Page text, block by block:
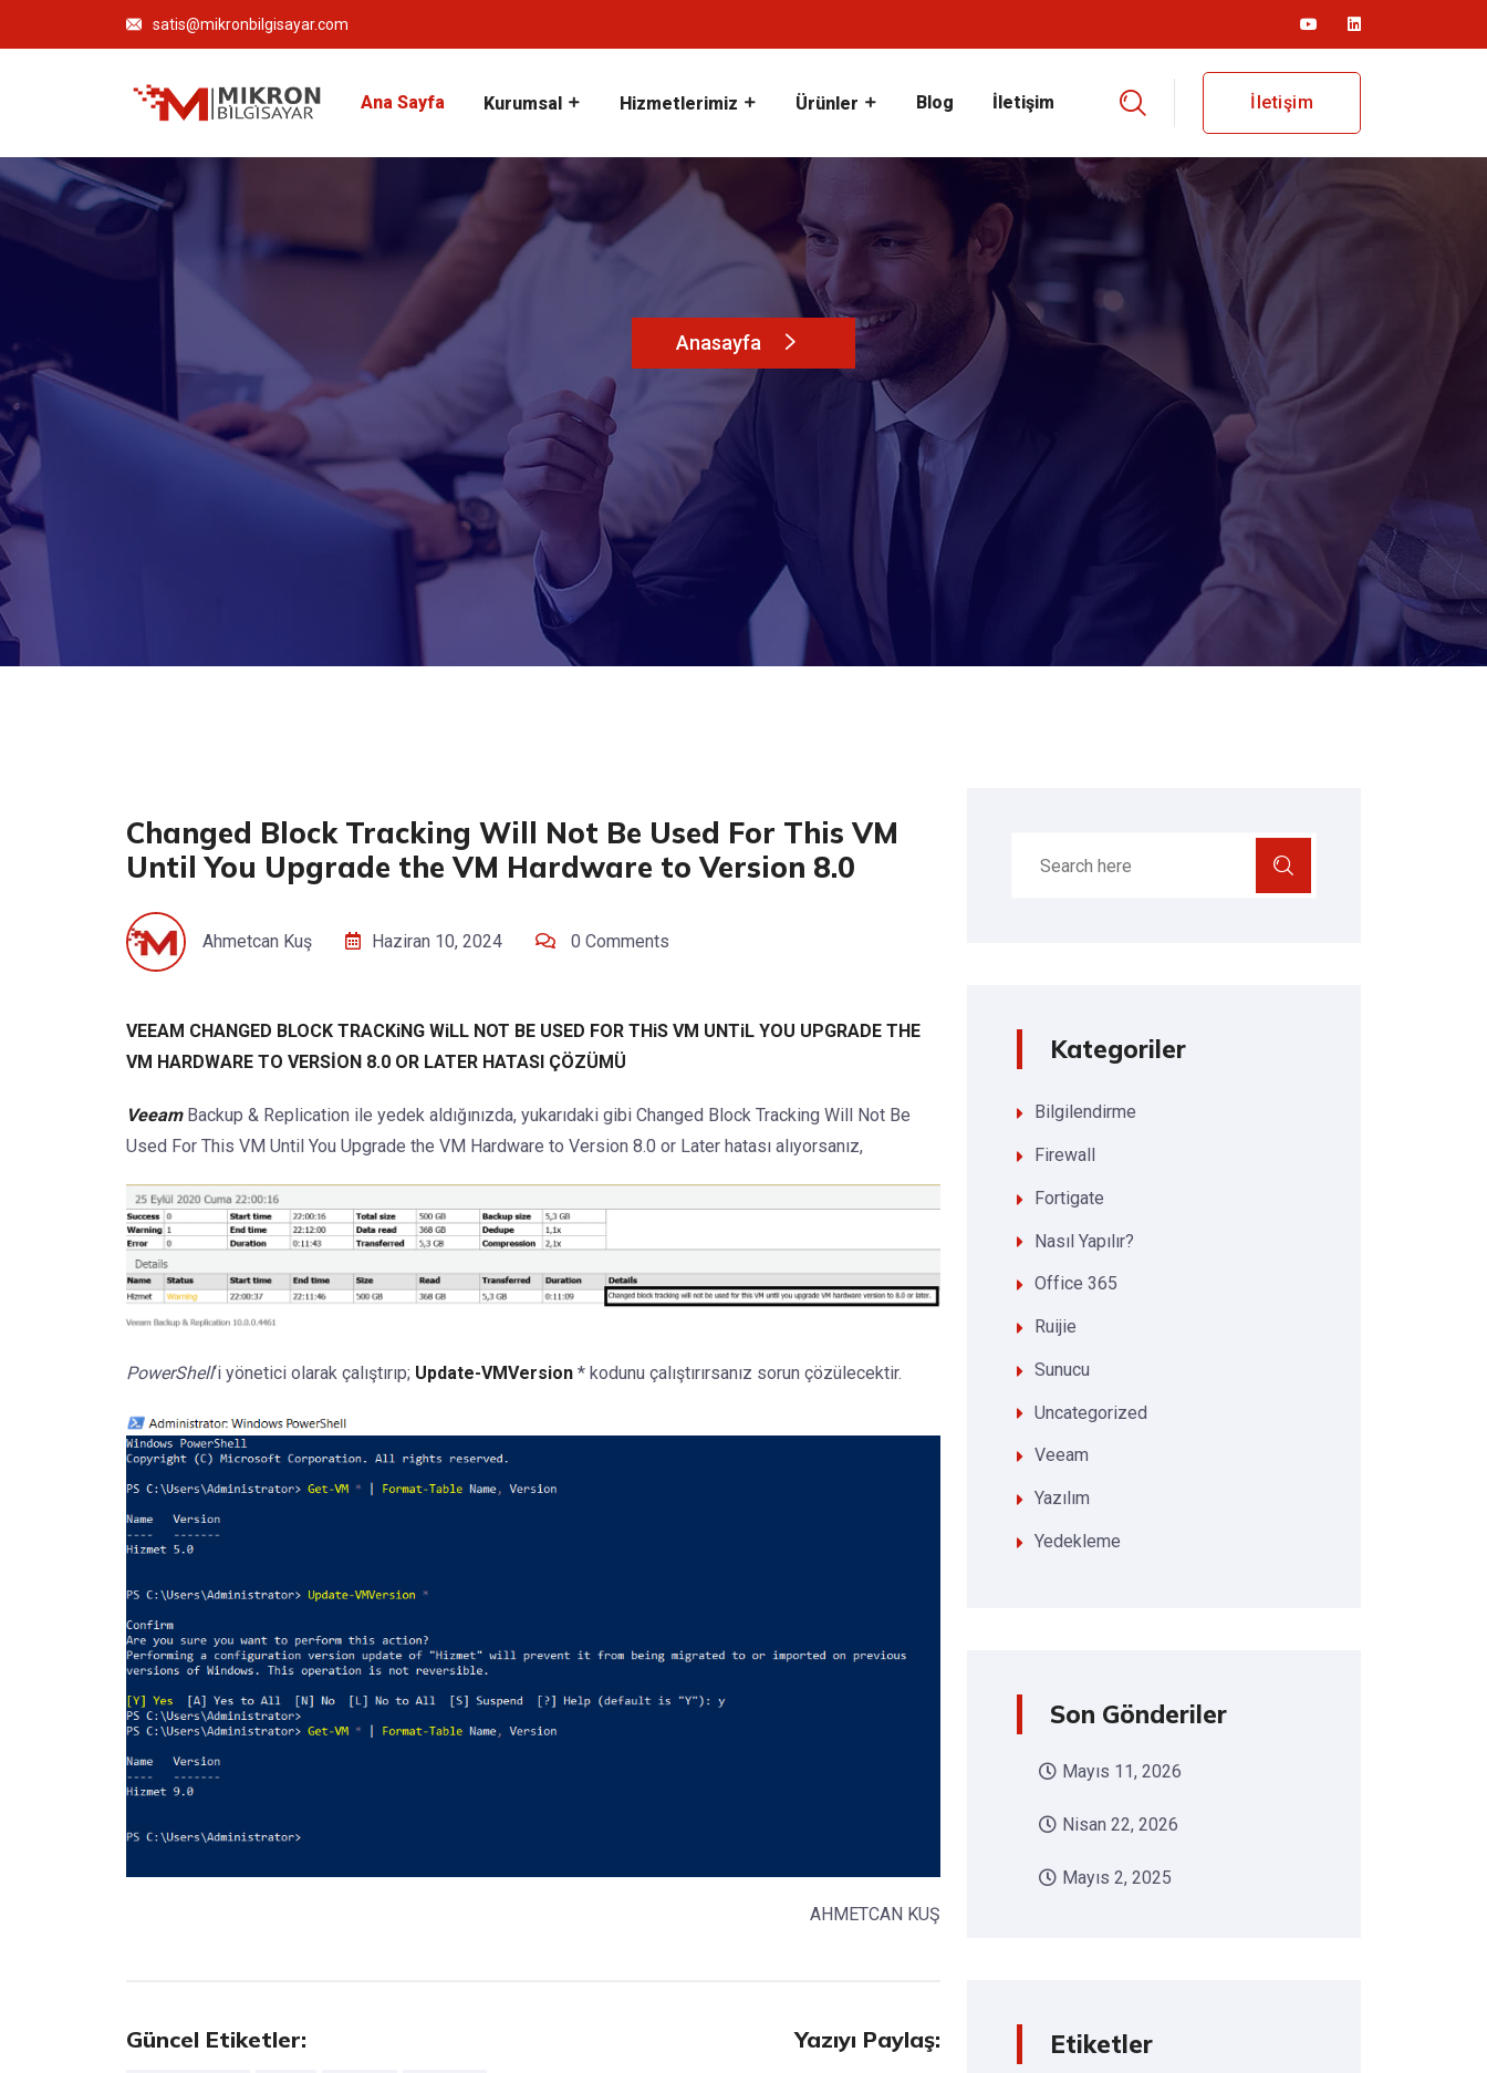
satis@mikronbilgisayar.com
Ana Sayfa Kurumsal Hizmetlerimiz Ürünler Blog İletişim İletişim
Anasayfa
Changed Block Tracking Will Not Be Used For This VM
Until You Upgrade the VM Hardware to Version 8.0
Ahmetcan Kuş Haziran 10, 2024 0 Comments
VEEAM CHANGED BLOCK TRACKiNG WiLL NOT BE USED FOR THiS VM UNTiL YOU UPGRADE THE
VM HARDWARE TO VERSİON 8.0 OR LATER HATASI ÇÖZÜMÜ
VeeamBackup & Replication ile yedek aldığınızda, yukarıdaki gibi Changed Block Tracking Will Not Be
Used For This VM Until You Upgrade the VM Hardware to Version 8.0 or Later hatası alıyorsanız,
PowerShell‘i yönetici olarak çalıştırıp; Update-VMVersion * kodunu çalıştırırsanız sorun çözülecektir.
AHMETCAN KUŞ
Güncel Etiketler: Yazıyı Paylaş:
Kategoriler
Bilgilendirme
Firewall
Fortigate
Nasıl Yapılır?
Office 365
Ruijie
Sunucu
Uncategorized
Veeam
Yazılım
Yedekleme
Son Gönderiler
Mayıs 11, 2026
Nisan 22, 2026
Mayıs 2, 2025
Etiketler